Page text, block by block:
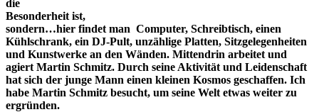
die
Besonderheit ist,
sondern…hier findet man Computer, Schreibtisch, einen
Kühlschrank, ein DJ-Pult, unzählige Platten, Sitzgelegenheiten
und Kunstwerke an den Wänden. Mittendrin arbeitet und
agiert Martin Schmitz. Durch seine Aktivität und Leidenschaft
hat sich der junge Mann einen kleinen Kosmos geschaffen. Ich
habe Martin Schmitz besucht, um seine Welt etwas weiter zu
ergründen.